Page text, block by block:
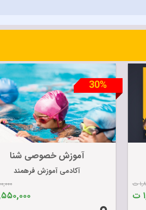
ت
آموزش خصوصی شنا
آکادمی آموزش فرهمند
30%